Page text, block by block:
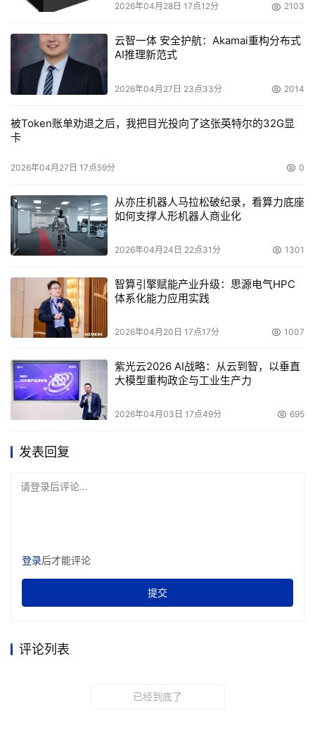
2026年04月28日 17点12分 2103
云智一体 安全护航：Akamai重构分布式
AI推理新范式
2026年04月27日 23点33分 2014
被Token账单劝退之后，我把目光投向了这张英特尔的32G显
卡
2026年04月27日 17点59分 0
从亦庄机器人马拉松破纪录，看算力底座
如何支撑人形机器人商业化
2026年04月24日 22点31分 1301
智算引擎赋能产业升级：思源电气HPC
体系化能力应用实践
2026年04月20日 17点17分 1007
紫光云2026 AI战略：从云到智，以垂直
大模型重构政企与工业生产力
2026年04月03日 17点49分 695
发表回复
请登录后评论...
登录后才能评论
提交
评论列表
已经到底了